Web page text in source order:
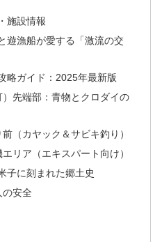
施設情報
遊漁船が愛する「激流の交
略ガイド：2025年最新版
先端部：青物とクロダイの
（カヤック＆サビキ釣り）
リア（エキスパート向け）
子に刻まれた郷土史
の安全